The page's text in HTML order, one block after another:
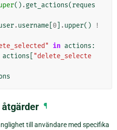
() .get_actions(reques
.username[ 0] .upper()
!
in actions :
actions
"delete_selecte
¶
till användare med specifika